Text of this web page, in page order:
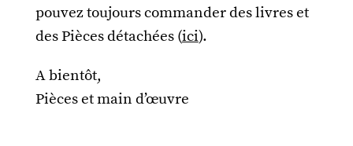
pouvez toujours commander des livres et
des Pièces détachées (ici).
A bientôt,
Pièces et main d’œuvre